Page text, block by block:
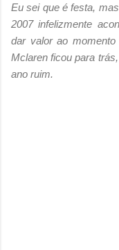
Eu sei que é festa,
2007 infelizmente
dar valor ao
Mclaren ficou para
ano ruim.